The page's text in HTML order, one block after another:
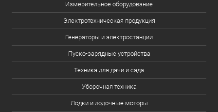
Измерительное оборудование
Электротехническая продукция
Генераторы и электростанции
Пуско-зарядные устройства
Техника для дачи и сада
Уборочная техника
Лодки и лодочные моторы